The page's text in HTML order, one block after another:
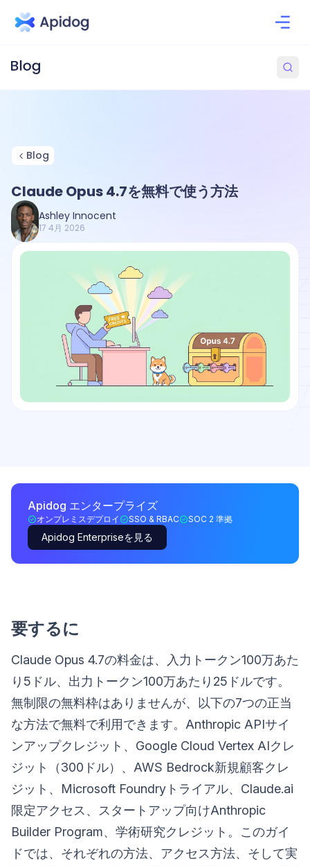
Blog
Claude Opus 4.7を無料で使う方法
Ashley Innocent
17 4月 2026
Apidog エンタープライズ
オンプレミスデプロイ SSO & RBAC SOC 2 準拠
Apidog Enterpriseを見る
要するに
Claude Opus 4.7の料金は、入力トークン100万あた
り5ドル、出力トークン100万あたり25ドルです。
無制限の無料枠はありませんが、以下の7つの正当
な方法で無料で利用できます。Anthropic APIサイ
ンアップクレジット、Google Cloud Vertex AIクレ
ジット（300ドル）、AWS Bedrock新規顧客クレ
ジット、Microsoft Foundryトライアル、Claude.ai
限定アクセス、スタートアップ向けAnthropic
Builder Program、学術研究クレジット。このガイ
ドでは、それぞれの方法、アクセス方法、そして実